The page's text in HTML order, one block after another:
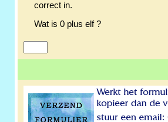
correct in.
Wat is 0 plus elf ?